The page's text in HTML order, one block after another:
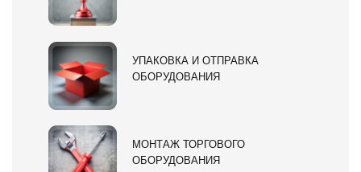
УПАКОВКА И ОТПРАВКА
ОБОРУДОВАНИЯ
МОНТАЖ ТОРГОВОГО
ОБОРУДОВАНИЯ